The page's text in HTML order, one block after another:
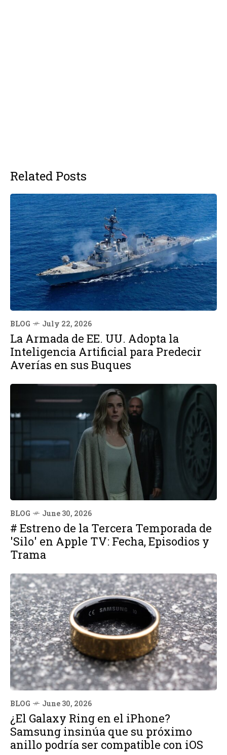
Related Posts
BLOG July 22, 2026
La Armada de EE. UU. Adopta la
Inteligencia Artificial para Predecir
Averías en sus Buques
BLOG June 30, 2026
# Estreno de la Tercera Temporada de
'Silo' en Apple TV: Fecha, Episodios y
Trama
BLOG June 30, 2026
¿El Galaxy Ring en el iPhone?
Samsung insinúa que su próximo
anillo podría ser compatible con iOS